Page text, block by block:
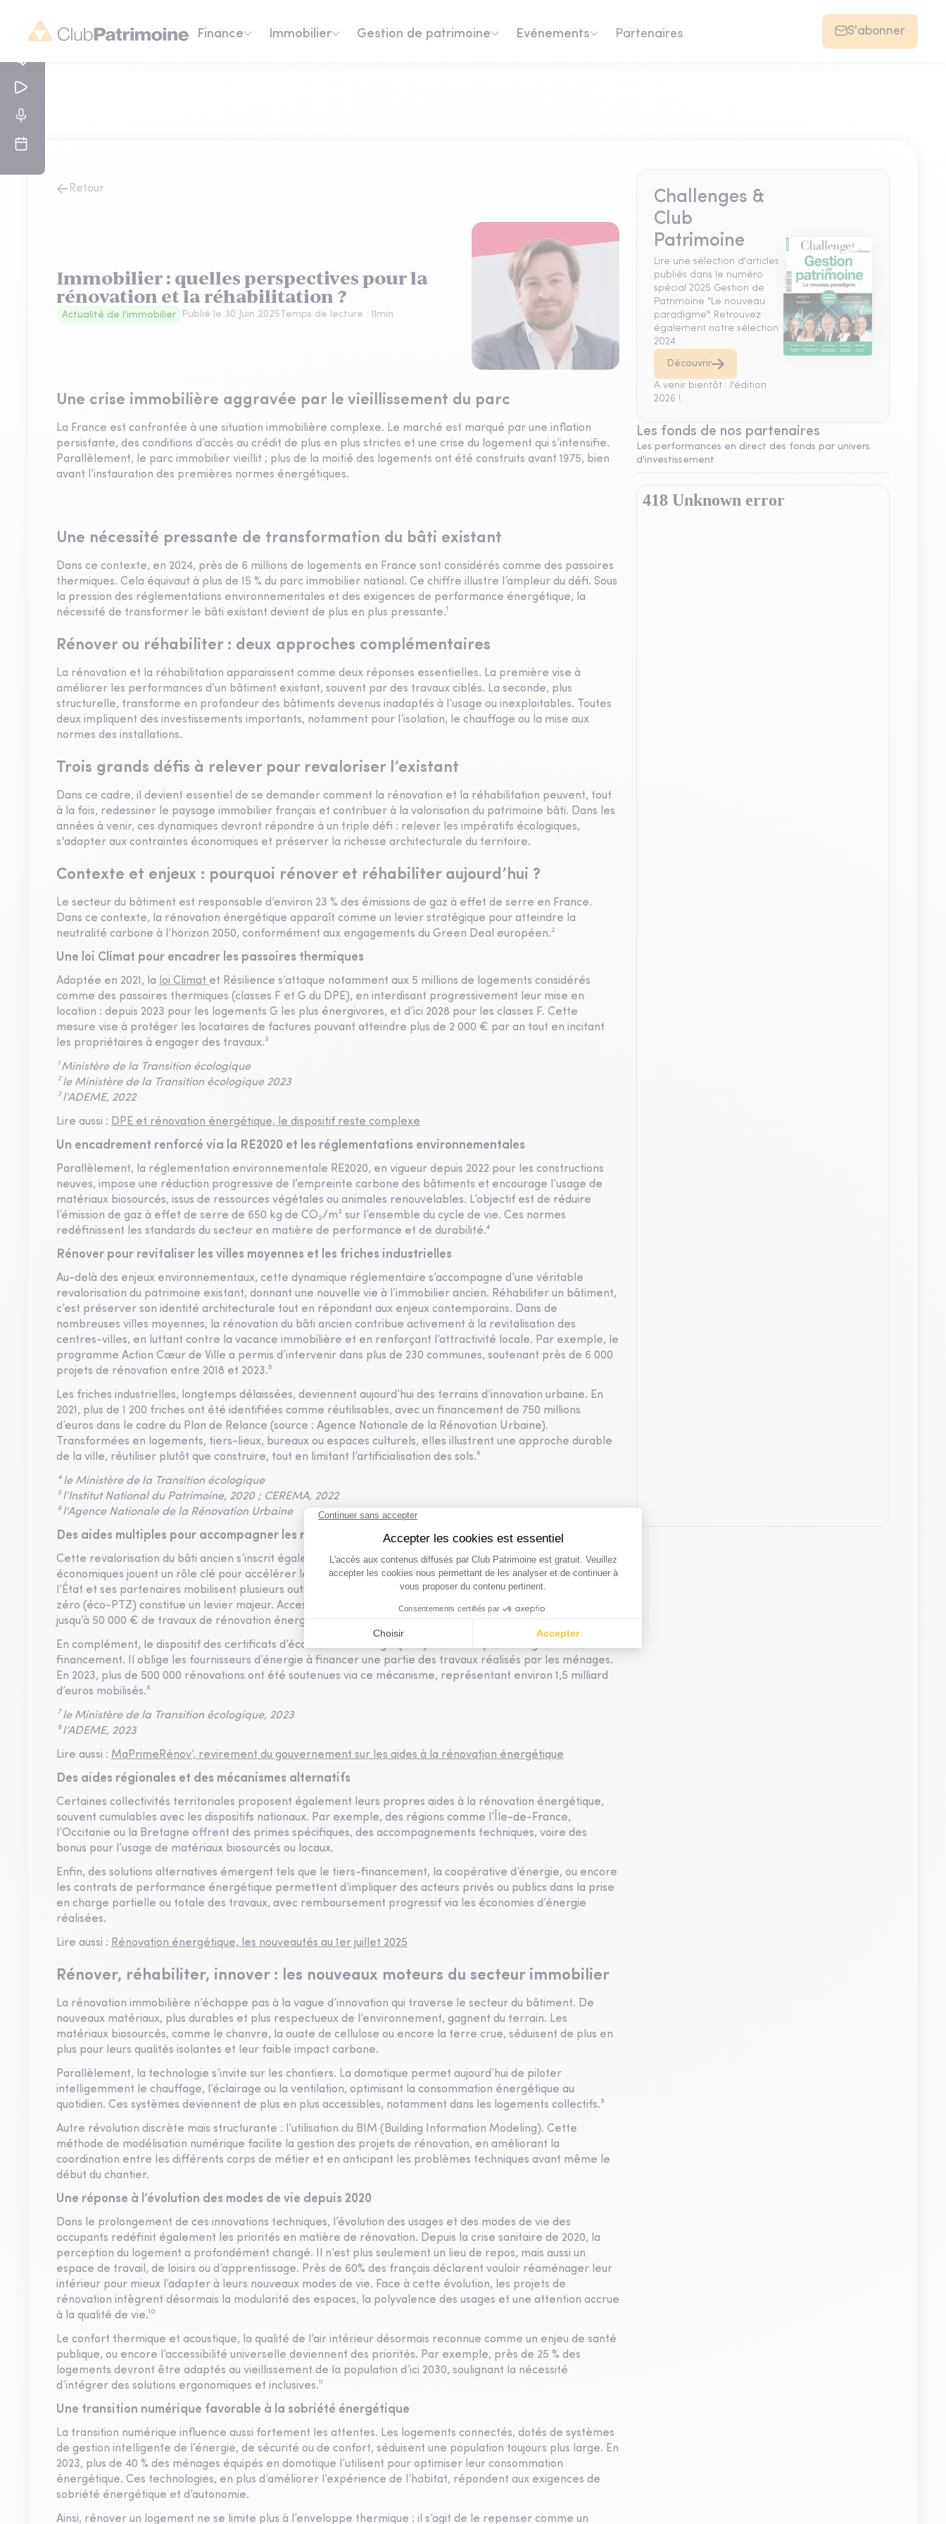
Finance Immobilier Gestion de patrimoine Evénements Partenaires S'abonner
Retour
Immobilier : quelles perspectives pour la
rénovation et la réhabilitation ?
Actualité de l'immobilier Publié le 30 Juin 2025Temps de lecture : 11min
Une crise immobilière aggravée par le vieillissement du parc
La France est confrontée à une situation immobilière complexe. Le marché est marqué par une inflation
persistante, des conditions d’accès au crédit de plus en plus strictes et une crise du logement qui s’intensifie.
Parallèlement, le parc immobilier vieillit ; plus de la moitié des logements ont été construits avant 1975, bien
avant l’instauration des premières normes énergétiques.
Une nécessité pressante de transformation du bâti existant
Dans ce contexte, en 2024, près de 6 millions de logements en France sont considérés comme des passoires
thermiques. Cela équivaut à plus de 15 % du parc immobilier national. Ce chiffre illustre l’ampleur du défi. Sous
la pression des réglementations environnementales et des exigences de performance énergétique, la
nécessité de transformer le bâti existant devient de plus en plus pressante.¹
Rénover ou réhabiliter : deux approches complémentaires
La rénovation et la réhabilitation apparaissent comme deux réponses essentielles. La première vise à
améliorer les performances d’un bâtiment existant, souvent par des travaux ciblés. La seconde, plus
structurelle, transforme en profondeur des bâtiments devenus inadaptés à l’usage ou inexploitables. Toutes
deux impliquent des investissements importants, notamment pour l’isolation, le chauffage ou la mise aux
normes des installations.
Trois grands défis à relever pour revaloriser l’existant
Dans ce cadre, il devient essentiel de se demander comment la rénovation et la réhabilitation peuvent, tout
à la fois, redessiner le paysage immobilier français et contribuer à la valorisation du patrimoine bâti. Dans les
années à venir, ces dynamiques devront répondre à un triple défi : relever les impératifs écologiques,
s'adapter aux contraintes économiques et préserver la richesse architecturale du territoire.
Contexte et enjeux : pourquoi rénover et réhabiliter aujourd’hui ?
Le secteur du bâtiment est responsable d’environ 23 % des émissions de gaz à effet de serre en France.
Dans ce contexte, la rénovation énergétique apparaît comme un levier stratégique pour atteindre la
neutralité carbone à l’horizon 2050, conformément aux engagements du Green Deal européen.²
Une loi Climat pour encadrer les passoires thermiques
Adoptée en 2021, la loi Climat et Résilience s’attaque notamment aux 5 millions de logements considérés
comme des passoires thermiques (classes F et G du DPE), en interdisant progressivement leur mise en
location : depuis 2023 pour les logements G les plus énergivores, et d’ici 2028 pour les classes F. Cette
mesure vise à protéger les locataires de factures pouvant atteindre plus de 2 000 € par an tout en incitant
les propriétaires à engager des travaux.³
¹ Ministère de la Transition écologique
² le Ministère de la Transition écologique 2023
³ l’ADEME, 2022
Lire aussi : DPE et rénovation énergétique, le dispositif reste complexe
Un encadrement renforcé via la RE2020 et les réglementations environnementales
Parallèlement, la réglementation environnementale RE2020, en vigueur depuis 2022 pour les constructions
neuves, impose une réduction progressive de l’empreinte carbone des bâtiments et encourage l’usage de
matériaux biosourcés, issus de ressources végétales ou animales renouvelables. L’objectif est de réduire
l’émission de gaz à effet de serre de 650 kg de CO₂/m² sur l’ensemble du cycle de vie. Ces normes
redéfinissent les standards du secteur en matière de performance et de durabilité.⁴
Rénover pour revitaliser les villes moyennes et les friches industrielles
Au-delà des enjeux environnementaux, cette dynamique réglementaire s’accompagne d’une véritable
revalorisation du patrimoine existant, donnant une nouvelle vie à l’immobilier ancien. Réhabiliter un bâtiment,
c’est préserver son identité architecturale tout en répondant aux enjeux contemporains. Dans de
nombreuses villes moyennes, la rénovation du bâti ancien contribue activement à la revitalisation des
centres-villes, en luttant contre la vacance immobilière et en renforçant l’attractivité locale. Par exemple, le
programme Action Cœur de Ville a permis d’intervenir dans plus de 230 communes, soutenant près de 6 000
projets de rénovation entre 2018 et 2023.⁵
Les friches industrielles, longtemps délaissées, deviennent aujourd’hui des terrains d’innovation urbaine. En
2021, plus de 1 200 friches ont été identifiées comme réutilisables, avec un financement de 750 millions
d’euros dans le cadre du Plan de Relance (source : Agence Nationale de la Rénovation Urbaine).
Transformées en logements, tiers-lieux, bureaux ou espaces culturels, elles illustrent une approche durable
de la ville, réutiliser plutôt que construire, tout en limitant l’artificialisation des sols.⁶
⁴ le Ministère de la Transition écologique
⁵ l’Institut National du Patrimoine, 2020 ; CEREMA, 2022
⁶ l'Agence Nationale de la Rénovation Urbaine
Des aides multiples pour accompagner les rénovations énergétiques
Cette revalorisation du bâti ancien s’inscrit également dans un cadre incitatif, où les leviers réglementaires et
économiques jouent un rôle clé pour accélérer le passage à l’action. Pour favoriser la transition énergétique,
l’État et ses partenaires mobilisent plusieurs outils financiers et réglementaires. Parmi eux, l’éco-prêt à taux
zéro (éco-PTZ) constitue un levier majeur. Accessible sans condition de ressources, il permet de financer
jusqu’à 50 000 € de travaux de rénovation énergétique, remboursables sur 20 ans sans intérêts.⁷
En complément, le dispositif des certificats d’économies d’énergie (CEE) reste une pierre angulaire du
financement. Il oblige les fournisseurs d’énergie à financer une partie des travaux réalisés par les ménages.
En 2023, plus de 500 000 rénovations ont été soutenues via ce mécanisme, représentant environ 1,5 milliard
d’euros mobilisés.⁸
⁷ le Ministère de la Transition écologique, 2023
⁸ l’ADEME, 2023
Lire aussi : MaPrimeRénov’, revirement du gouvernement sur les aides à la rénovation énergétique
Des aides régionales et des mécanismes alternatifs
Certaines collectivités territoriales proposent également leurs propres aides à la rénovation énergétique,
souvent cumulables avec les dispositifs nationaux. Par exemple, des régions comme l’Île-de-France,
l’Occitanie ou la Bretagne offrent des primes spécifiques, des accompagnements techniques, voire des
bonus pour l’usage de matériaux biosourcés ou locaux.
Enfin, des solutions alternatives émergent tels que le tiers-financement, la coopérative d’énergie, ou encore
les contrats de performance énergétique permettent d’impliquer des acteurs privés ou publics dans la prise
en charge partielle ou totale des travaux, avec remboursement progressif via les économies d’énergie
réalisées.
Lire aussi : Rénovation énergétique, les nouveautés au 1er juillet 2025
Rénover, réhabiliter, innover : les nouveaux moteurs du secteur immobilier
La rénovation immobilière n’échappe pas à la vague d’innovation qui traverse le secteur du bâtiment. De
nouveaux matériaux, plus durables et plus respectueux de l’environnement, gagnent du terrain. Les
matériaux biosourcés, comme le chanvre, la ouate de cellulose ou encore la terre crue, séduisent de plus en
plus pour leurs qualités isolantes et leur faible impact carbone.
Parallèlement, la technologie s’invite sur les chantiers. La domotique permet aujourd’hui de piloter
intelligemment le chauffage, l’éclairage ou la ventilation, optimisant la consommation énergétique au
quotidien. Ces systèmes deviennent de plus en plus accessibles, notamment dans les logements collectifs.⁹
Autre révolution discrète mais structurante : l’utilisation du BIM (Building Information Modeling). Cette
méthode de modélisation numérique facilite la gestion des projets de rénovation, en améliorant la
coordination entre les différents corps de métier et en anticipant les problèmes techniques avant même le
début du chantier.
Une réponse à l’évolution des modes de vie depuis 2020
Dans le prolongement de ces innovations techniques, l’évolution des usages et des modes de vie des
occupants redéfinit également les priorités en matière de rénovation. Depuis la crise sanitaire de 2020, la
perception du logement a profondément changé. Il n’est plus seulement un lieu de repos, mais aussi un
espace de travail, de loisirs ou d’apprentissage. Près de 60% des français déclarent vouloir réaménager leur
intérieur pour mieux l’adapter à leurs nouveaux modes de vie. Face à cette évolution, les projets de
rénovation intègrent désormais la modularité des espaces, la polyvalence des usages et une attention accrue
à la qualité de vie.¹⁰
Le confort thermique et acoustique, la qualité de l’air intérieur désormais reconnue comme un enjeu de santé
publique, ou encore l’accessibilité universelle deviennent des priorités. Par exemple, près de 25 % des
logements devront être adaptés au vieillissement de la population d’ici 2030, soulignant la nécessité
d’intégrer des solutions ergonomiques et inclusives.¹¹
Une transition numérique favorable à la sobriété énergétique
La transition numérique influence aussi fortement les attentes. Les logements connectés, dotés de systèmes
de gestion intelligente de l’énergie, de sécurité ou de confort, séduisent une population toujours plus large. En
2023, plus de 40 % des ménages équipés en domotique l’utilisent pour optimiser leur consommation
énergétique. Ces technologies, en plus d’améliorer l’expérience de l’habitat, répondent aux exigences de
sobriété énergétique et d’autonomie.
Ainsi, rénover un logement ne se limite plus à l’enveloppe thermique : il s’agit de le repenser comme un
Challenges &
Club
Patrimoine
Lire une sélection d'articles
publiés dans le numéro
spécial 2025 Gestion de
Patrimoine "Le nouveau
paradigme". Retrouvez
également notre sélection
2024.
Découvrir
A venir bientôt : l'édition
2026 !
Les fonds de nos partenaires
Les performances en direct des fonds par univers
d'investissement